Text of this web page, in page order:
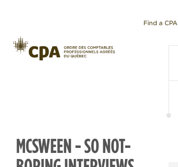
Find a CPA
MCSWEEN - SO NOT-